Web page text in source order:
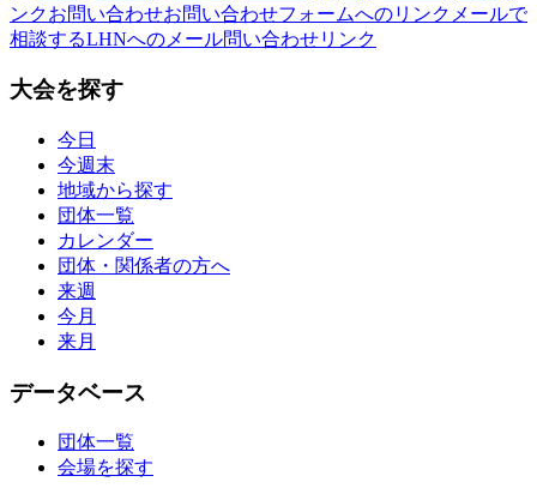
ンクお問い合わせお問い合わせフォームへのリンク メールで
相談するLHNへのメール問い合わせリンク
大会を探す
今日
今週末
地域から探す
団体一覧
カレンダー
団体・関係者の方へ
来週
今月
来月
データベース
団体一覧
会場を探す